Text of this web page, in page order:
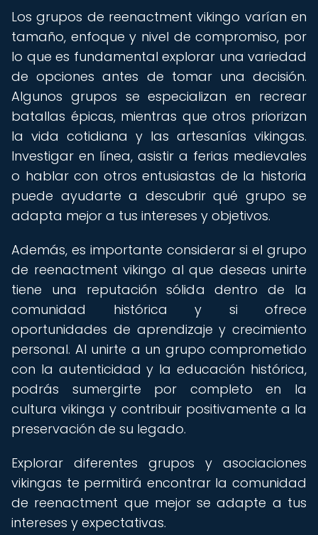
Los grupos de reenactment vikingo varían en
tamaño, enfoque y nivel de compromiso, por
lo que es fundamental explorar una variedad
de opciones antes de tomar una decisión.
Algunos grupos se especializan en recrear
batallas épicas, mientras que otros priorizan
la vida cotidiana y las artesanías vikingas.
Investigar en línea, asistir a ferias medievales
o hablar con otros entusiastas de la historia
puede ayudarte a descubrir qué grupo se
adapta mejor a tus intereses y objetivos.
Además, es importante considerar si el grupo
de reenactment vikingo al que deseas unirte
tiene una reputación sólida dentro de la
comunidad histórica y si ofrece
oportunidades de aprendizaje y crecimiento
personal. Al unirte a un grupo comprometido
con la autenticidad y la educación histórica,
podrás sumergirte por completo en la
cultura vikinga y contribuir positivamente a la
preservación de su legado.
Explorar diferentes grupos y asociaciones
vikingas te permitirá encontrar la comunidad
de reenactment que mejor se adapte a tus
intereses y expectativas.